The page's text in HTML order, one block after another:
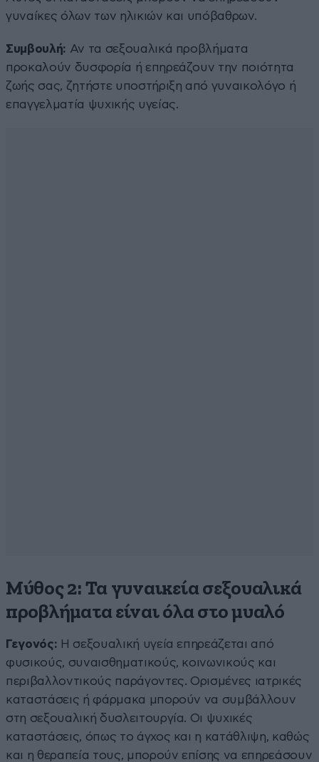
γυναίκες όλων των ηλικιών και υπόβαθρων.
Συμβουλή: Αν τα σεξουαλικά προβλήματα
προκαλούν δυσφορία ή επηρεάζουν την ποιότητα
ζωής σας, ζητήστε υποστήριξη από γυναικολόγο ή
επαγγελματία ψυχικής υγείας.
Μύθος 2: Τα γυναικεία σεξουαλικά
προβλήματα είναι όλα στο μυαλό
Γεγονός: Η σεξουαλική υγεία επηρεάζεται από
φυσικούς, συναισθηματικούς, κοινωνικούς και
περιβαλλοντικούς παράγοντες. Ορισμένες ιατρικές
καταστάσεις ή φάρμακα μπορούν να συμβάλλουν
στη σεξουαλική δυσλειτουργία. Οι ψυχικές
καταστάσεις, όπως το άγχος και η κατάθλιψη, καθώς
και η θεραπεία τους, μπορούν επίσης να επηρεάσουν